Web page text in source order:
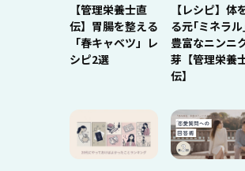
【管理栄養士直
伝】胃腸を整える
「春キャベツ」レ
シピ2選
【レシピ】体
る元｢ミネラ
豊富なニンニ
芽【管理栄養
伝】